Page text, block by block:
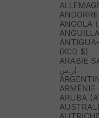
ANGOLA
(XCD $)
ARABIE
ر.س)
ARUBA